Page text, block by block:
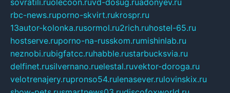
sovratili.ruolecoon.ruvd-dosug.ruadonyev.ru
rbc-news.ruporno-skvirt.rukrospr.ru
13autor-kolonka.rusormol.ru2rich.ruhostel-65.ru
hostserve.ruporno-na-russkom.rumishinlab.ru
neznobi.rubigfatcc.ruhabble.rustarbucksvia.ru
delfinet.rusilvernano.ruelestal.ruvektor-doroga.ru
velotrenajery.rupronso54.rulenasever.rulovinskix.ru